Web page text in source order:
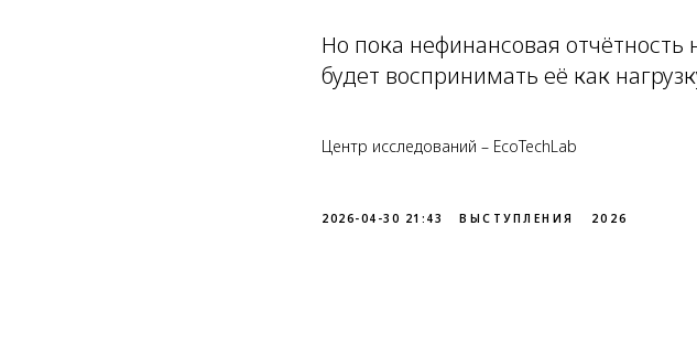
Но пока нефинансовая
будет воспринимать её как
Центр исследований – EcoTechLab
2026-04-30 21:43 ВЫСТУПЛЕНИЯ 2026